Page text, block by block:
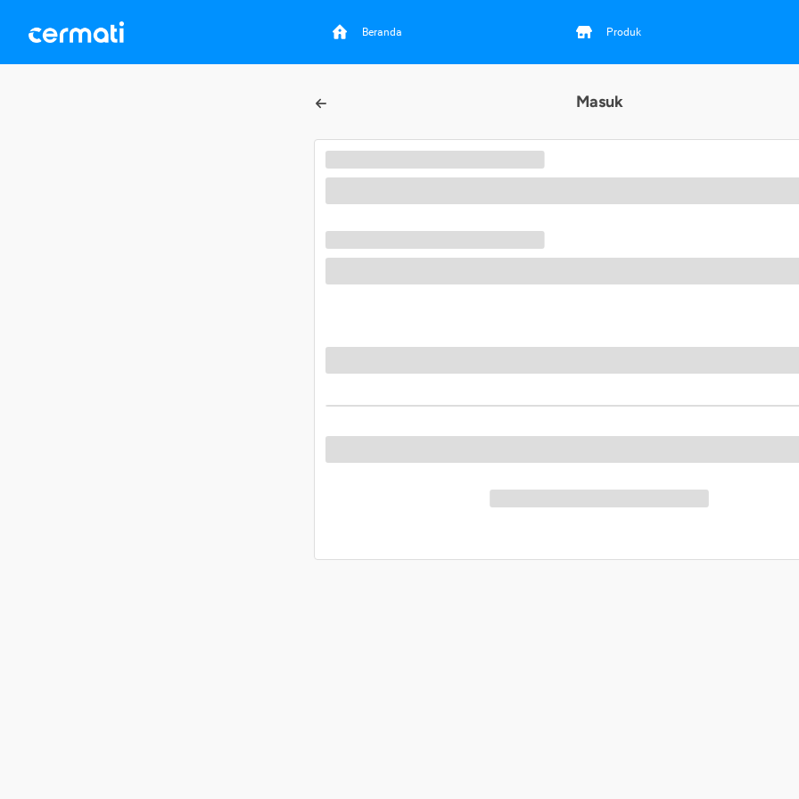
Beranda Produk
Masuk